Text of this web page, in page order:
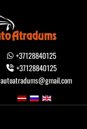
+37128840125
+37128840125
autoatradums@gmail.com